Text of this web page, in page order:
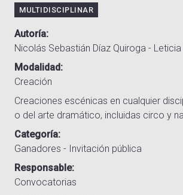
MULTIDISCIPLINAR
Autoría
Nicolás Sebastián Díaz Quiroga -
Modalidad
Creación
Creaciones escénicas en cualquier
o del arte dramático, incluidas circo y
Categoría
Ganadores - Invitación pública
Responsable
Convocatorias